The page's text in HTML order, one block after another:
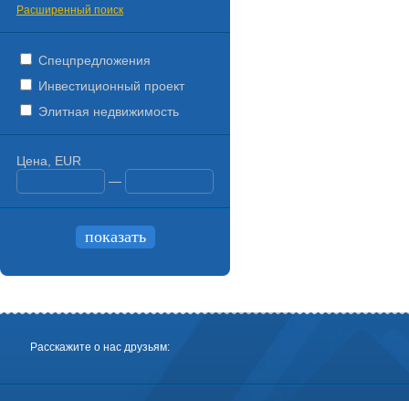
Расширенный поиск
Спецпредложения
Инвестиционный проект
Элитная недвижимость
Цена, EUR
—
Расскажите о нас друзьям: